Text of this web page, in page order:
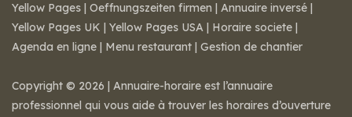
Yellow Pages | Oeffnungszeiten firmen | Annuaire inversé |
Yellow Pages UK | Yellow Pages USA | Horaire societe |
Agenda en ligne | Menu restaurant | Gestion de chantier
Copyright © 2026 | Annuaire-horaire est l’annuaire
professionnel qui vous aide à trouver les horaires d’ouverture